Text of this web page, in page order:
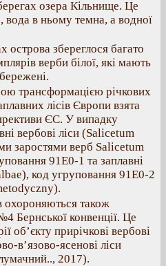
озера Кільнище. Це
вода в ньому темна, а водної
острова збереглося багато
верби білої, які мають
трансформацією річкових
лісів Європи взята
ЄС. У випадку
вербові ліси (Salicetum
заростями верб Salicetum
91E0-1 та заплавні
код угруповання 91E0-2
охороняються також
Бернської конвенції. Це
об’єкту прирічкові вербові
в’язово-ясенові ліси
2017).